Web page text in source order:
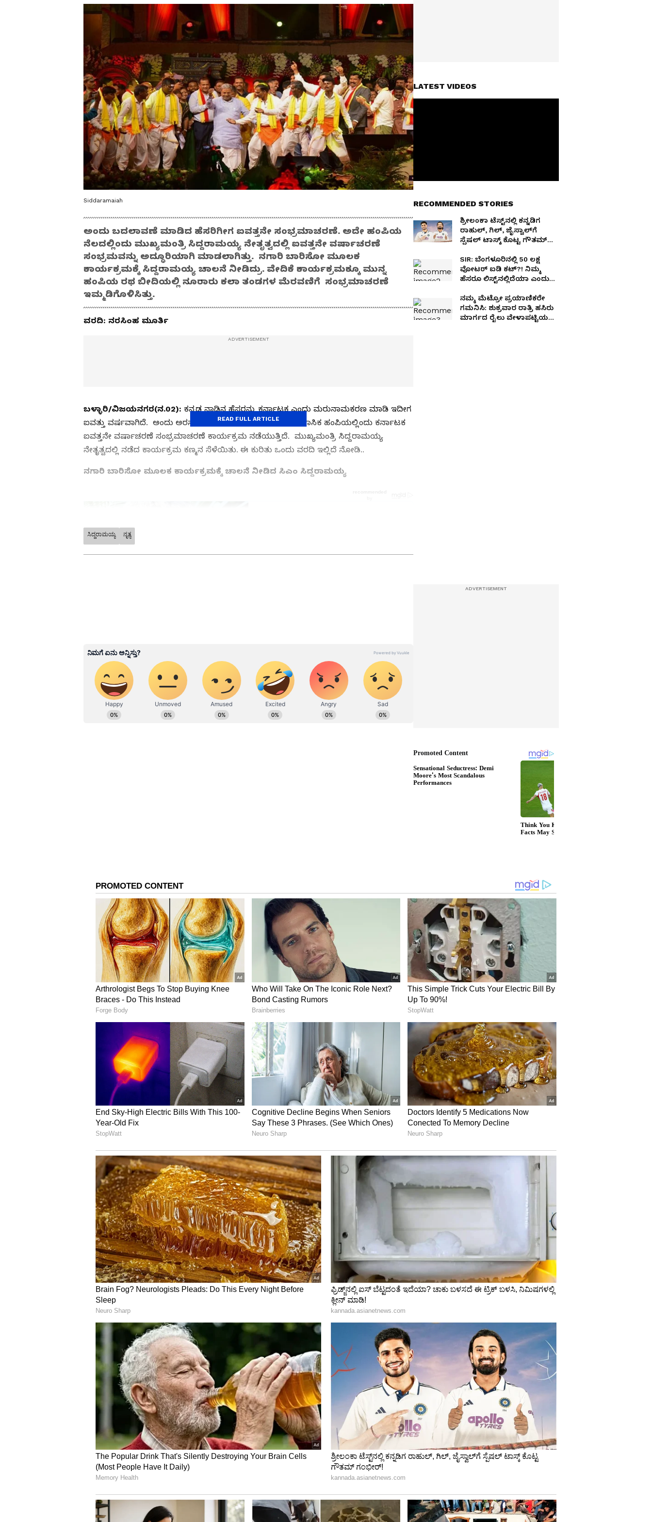
Siddaramaiah
ಅಂದು ಬದಲಾವಣೆ ಮಾಡಿದ ಹೆಸರಿಗೀಗ ಐವತ್ತನೇ ಸಂಭ್ರಮಾಚರಣೆ. ಅದೇ ಹಂಪಿಯ
ನೆಲದಲ್ಲಿಂದು ಮುಖ್ಯಮಂತ್ರಿ ಸಿದ್ದರಾಮಯ್ಯ ನೇತೃತ್ವದಲ್ಲಿ ಐವತ್ತನೇ ವರ್ಷಾಚರಣೆ
ಸಂಭ್ರಮವನ್ನು ಅದ್ಧೂರಿಯಾಗಿ ಮಾಡಲಾಗಿತ್ತು. ನಗಾರಿ ಬಾರಿಸೋ ಮೂಲಕ
ಕಾರ್ಯಕ್ರಮಕ್ಕೆ ಸಿದ್ದರಾಮಯ್ಯ ಚಾಲನೆ ನೀಡಿದ್ರು. ವೇದಿಕೆ ಕಾರ್ಯಕ್ರಮಕ್ಕೂ ಮುನ್ನ
ಹಂಪಿಯ ರಥ ಬೀದಿಯಲ್ಲಿ ನೂರಾರು ಕಲಾ ತಂಡಗಳ ಮೆರವಣಿಗೆ ಸಂಭ್ರಮಾಚರಣೆ
ಇಮ್ಮಡಿಗೊಳಿಸಿತ್ತು.
ವರದಿ: ನರಸಿಂಹ ಮೂರ್ತಿ
ಬಳ್ಳಾರಿ/ವಿಜಯನಗರ(ನ.02): ಕನ್ನಡ ನಾಡಿನ ಹೆಸರನ್ನು ಕರ್ನಾಟಕ ಎಂದು ಮರುನಾಮಕರಣ ಮಾಡಿ ಇದೀಗ
ಐವತ್ತು ವರ್ಷವಾಗಿದೆ. ಅಂದು ಅರಸು ಅವರು ನಾಮಕರಣ ಮಾಡಿದ ಐತಿಹಾಸಿಕ ಹಂಪಿಯಲ್ಲಿಂದು ಕರ್ನಾಟಕ
ಐವತ್ತನೇ ವರ್ಷಾಚರಣೆ ಸಂಭ್ರಮಾಚರಣೆ ಕಾರ್ಯಕ್ರಮ ನಡೆಯುತ್ತಿದೆ. ಮುಖ್ಯಮಂತ್ರಿ ಸಿದ್ದರಾಮಯ್ಯ
ನೇತೃತ್ವದಲ್ಲಿ ನಡೆದ ಕಾರ್ಯಕ್ರಮ ಕಣ್ಮನ ಸೆಳೆಯಿತು. ಈ ಕುರಿತು ಒಂದು ವರದಿ ಇಲ್ಲಿದೆ ನೋಡಿ..
ನಗಾರಿ ಬಾರಿಸೋ ಮೂಲಕ ಕಾರ್ಯಕ್ರಮಕ್ಕೆ ಚಾಲನೆ ನೀಡಿದ ಸಿಎಂ ಸಿದ್ದರಾಮಯ್ಯ
ಶಿಲ್ಪ ಕಲೆಗಳ ತವರೂರಲ್ಲಿ ಕರ್ನಾಟಕದ ಐವತ್ತನೇ ವರ್ಷಾಚರಣೆ ಸಂಭ್ರಮಾಚರಣೆ... ಗಮನ ಸೆಳೆದ ಕಲಾ
ತಂಡಗಳ ಮೆರವಣಿಗೆ. ರಸದೌತಣ ನೀಡಿದ ಸಂಗೀತ ಸಂಜೆ ಕಾರ್ಯಕ್ರಮ.. ಹೌದು, ಈ ಮೊದಲು ಅಂದ್ರೇ 1973ರ
ಮುಂಚೆ ಕನ್ನಡ ನಾಡನ್ನು ಮೈಸೂರು ರಾಜ್ಯವೆಂದು ಕರೆಯಲಾಗುತ್ತಿತ್ತು. ಮೈಸೂರು ಒಂದು ಪ್ರಾಂತ್ಯದ
ಹೆಸರಾಗಿರೋ ಹಿನ್ನಲೆ ಅರಸು ಅವರ ಸರ್ಕಾರ ಮೈಸೂರು ಹೆಸರನ್ನು ಕರ್ನಾಟಕ ಎಂದು1973 ನವೆಂಬರ್ 2ರಂದು
ವಿದೇಶಿ ನೇರ ಹೂಡಿಕೆಯಲ್ಲಿ ಕರ್ನಾಟಕಕ್ಕೆ ಅಗ್ರಸ್ಥಾನ: ಸಚಿವ ಎಂ.ಬಿ. ಪಾಟೀಲ
ಹಂಪಿ ವಿರೂಪಾಕ್ಷೇಶ್ವರ ದರ್ಶನ ಪಡೆದ ವಿಶೇಷ ಪೂಜೆ ಸಲ್ಲಿಸಿದ ಸಿದ್ದು
ಇನ್ನೂ ಹಂಪಿ ವಿರೂಪಾಕ್ಷೇಶ್ವರ ದೇಗುಲ ದರ್ಶನ ಮಾಡಿದ್ರೇ ಅಧಿಕಾರ ಕಳೆದು ಕೊಳ್ಳುತ್ತಾರೆ ಎನ್ನುವ
ಮೂಢನಂಬಿಕೆಗೆ ಸೆಡ್ಡು ಹೊಡೆದ ಸಿದ್ದರಾಮಯ್ಯ ವಿರೂಪಾಕ್ಷೇಶ್ವರ ಸನ್ನಿಧಿಯಲ್ಲಿ ವಿಶೇಷ ಪೂಜೆ ಮಾಡಿದ್ರು.
ಸಿದ್ದರಾಮಯ್ಯ ಹೆಸರಲ್ಲಿ ಅರ್ಚನೆ ಮಾಡೋ ಮೂಲಕ ವಿದ್ಯಾರಣ್ಯ ಸ್ವಾಮೀಜಿ ರುದ್ರಾಕ್ಷಿ ಮಾಲೆ ಹಾಕಿದ್ರು. ಬಳಿಕ‌
ಭುವನೇಶ್ವರಿ ದೇವಿಗೂ ಪೂಜೆ ಸಲ್ಲಿಸಿದ್ರು.. ದೇವರನ್ನು ನಂಬುತ್ತೇನೆ ಮೂಢನಂಬಿಕೆ ನಂಬಲ್ಲ ಎಂದು
ಸಿದ್ದರಾಮಯ್ಯ ಇದೇ ವೇಳೆ ಹೇಳಿದ್ರು. ವೇದಿಕೆಯ ಭಾಷಣದಲ್ಲಿಯೂ‌ ಸಚಿವ ಹೆಚ್.ಕೆ ಪಾಟೀಲ ಇದನ್ನು
ಉಲ್ಲೇಖಿಸಿ ಸುದೀರ್ಘವಾಗಿ ಮಾತನಾಡಿದ್ರು.
ಪ್ರತ್ಯೇಕ ರಾಜ್ಯದ ಕೂಗು ನಿಲ್ಲಲು ಅನುದಾನ ನೀಡಿ: ಕಾಂಗ್ರೆಸ್‌ ಶಾಸಕ ಲಕ್ಷ್ಮಣ ಸವದಿ
ಅಂದು ಅರಸು ಇಂದು ಸಿದ್ದರಾಮಯ್ಯ
ಕನ್ನಡ ಉಳಿಸೋ ಬೆಳೆಸೋ ವಿಚಾರದಲ್ಲಿಅಂದು ಅರಸು ಇಂದು ಸಿದ್ದರಾಮಯ್ಯ ಎಂದು ವೇದಿಕೆ ಮೂಲಕ
ಸಂದೇಶ ನೀಡಲಾಯಿತು. ಒಟ್ಟಾರೆ ಕರ್ನಾಟಕದ ಐವತ್ತನೆ ವರ್ಷದ ಸಂಭ್ರಮಾಚರಣೆ ಹಂಪಿಯಲ್ಲಿ ಅದ್ದೂರಿಯಾಗಿ
ನಡೆಯಿತು.
ಜಾನಪದ ಹಾಡಿಗೆ ನೃತ್ಯ ಮಾಡಿದ ಸಿದ್ದರಾಮಯ್ಯ
ಕಾರ್ಯಕ್ರಮದ ಕೊನೆಯಲ್ಲಿ ಸಿದ್ದರಾಮಯ್ಯ ಜಾನಪದ ಹಾಡಿಗೆ ನೃತ್ಯ ಮಾಡಿದ್ದಾರೆ. ಸಿದ್ದರಾಮಯ್ಯನ ಹುಂಡಿಯ
ವೀರ ಮಕ್ಕಳ ಕುಣಿತಕ್ಕೆ ಮುಖ್ಯಮಂತ್ರಿ ಸಿದ್ದರಾಮಯ್ಯ ಅವರು ಹೆಜ್ಜೆ ಹಾಕಿದ್ದಾರೆ.
READ FULL ARTICLE
ABOUT THE AUTHOR
Girish Goudar
ಸಿದ್ದರಾಮಯ್ಯ ನೃತ್ಯ
LATEST VIDEOS
RECOMMENDED STORIES
ಶ್ರೀಲಂಕಾ ಟೆಸ್ಟ್‌ನಲ್ಲಿ ಕನ್ನಡಿಗ
ರಾಹುಲ್, ಗಿಲ್, ಜೈಸ್ವಾಲ್‌ಗೆ
ಸ್ಪೆಷಲ್ ಟಾಸ್ಕ್ ಕೊಟ್ಟ ಗೌತಮ್
SIR: ಬೆಂಗಳೂರಿನಲ್ಲಿ 50 ಲಕ್ಷ
ವೋಟರ್ ಐಡಿ ಕಟ್?! ನಿಮ್ಮ
ಹೆಸರೂ ಲಿಸ್ಟ್‌ನಲ್ಲಿದೆಯಾ ಎಂದು
ನಮ್ಮ ಮೆಟ್ರೋ ಪ್ರಯಾಣಿಕರೇ
ಗಮನಿಸಿ: ಶುಕ್ರವಾರ ರಾತ್ರಿ ಹಸಿರು
ಮಾರ್ಗದ ರೈಲು ವೇಳಾಪಟ್ಟಿಯಲ್ಲಿ